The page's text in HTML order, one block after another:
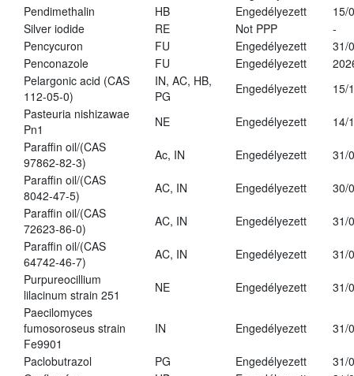
Pendimethalin
HB Engedélyezett
15/
Silver iodide
RE Not PPP
-
Pencycuron
FU Engedélyezett
31/
Penconazole
FU Engedélyezett
Pelargonic acid (CAS
112-05-0)
IN, AC, HB,
PG
Engedélyezett
15/
Pasteuria nishizawae
Pn1
NE Engedélyezett
14/
Paraffin oil/(CAS
97862-82-3)
Ac, IN Engedélyezett
31/
Paraffin oil/(CAS
8042-47-5)
AC, IN Engedélyezett
30/
Paraffin oil/(CAS
72623-86-0)
AC, IN Engedélyezett
31/
Paraffin oil/(CAS
64742-46-7)
AC, IN Engedélyezett
31/
Purpureocillium
lilacinum strain 251
NE Engedélyezett
31/
Paecilomyces
fumosoroseus strain
Fe9901
IN Engedélyezett 31/
Paclobutrazol PG Engedélyezett
31/